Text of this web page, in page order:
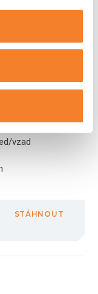
vzad
STÁHNOUT